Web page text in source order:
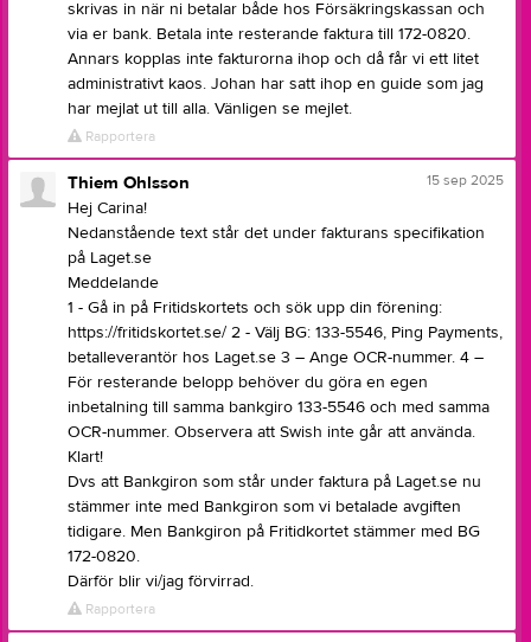
skrivas in när ni betalar både hos Försäkringskassan och
via er bank. Betala inte resterande faktura till 172-0820.
Annars kopplas inte fakturorna ihop och då får vi ett litet
administrativt kaos. Johan har satt ihop en guide som jag
har mejlat ut till alla. Vänligen se mejlet.
Rapportera
15 sep 2025
Thiem Ohlsson
Hej Carina!
Nedanstående text står det under fakturans specifikation
på Laget.se
Meddelande
1 - Gå in på Fritidskortets och sök upp din förening:
https://fritidskortet.se/ 2 - Välj BG: 133-5546, Ping Payments,
betalleverantör hos Laget.se 3 – Ange OCR-nummer. 4 –
För resterande belopp behöver du göra en egen
inbetalning till samma bankgiro 133-5546 och med samma
OCR-nummer. Observera att Swish inte går att använda.
Klart!
Dvs att Bankgiron som står under faktura på Laget.se nu
stämmer inte med Bankgiron som vi betalade avgiften
tidigare. Men Bankgiron på Fritidkortet stämmer med BG
172-0820.
Därför blir vi/jag förvirrad.
Rapportera